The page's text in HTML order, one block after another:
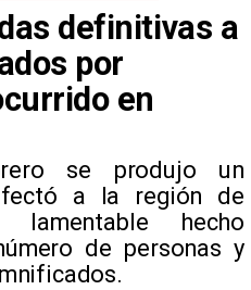
definitivas a
por
en
se produjo un
a la región de
hecho
de personas y